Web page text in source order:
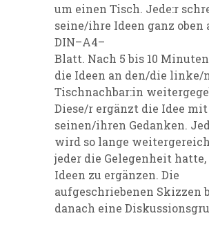
um einen Tisch. Jede:r
seine/ihre Ideen ganz oben
DIN–A4–
Blatt. Nach 5 bis 10
die Ideen an den/die linke/
Tischnachbar:in
Diese/r ergänzt die Idee mit
seinen/ihren Gedanken.
wird so lange
jeder die Gelegenheit
Ideen zu ergänzen. Die
aufgeschriebenen Skizzen
danach eine